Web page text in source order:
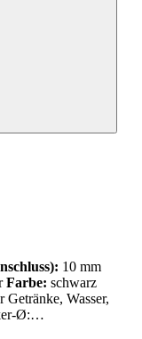
10 mm
Farbe: schwarz
Getränke, Wasser,
Ø:…